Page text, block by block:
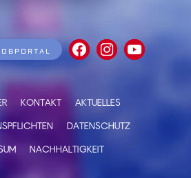
KONTAKT
AKTUELLES
DATENSCHUTZ
NACHHALTIGKEIT